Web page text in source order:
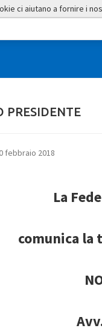
PRESIDENTE
febbraio 2018
La
comunica la
ci aiutano a fornire i